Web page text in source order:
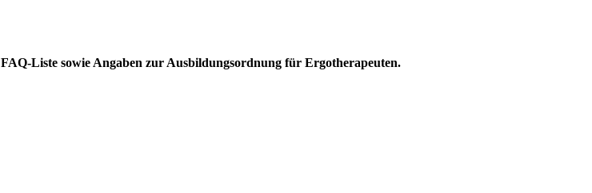
Liste sowie Angaben zur Ausbildungsordnung für Ergotherapeuten.